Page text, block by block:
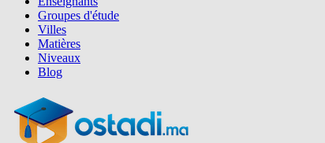
Groupes d'étude
Villes
Matières
Niveaux
Blog